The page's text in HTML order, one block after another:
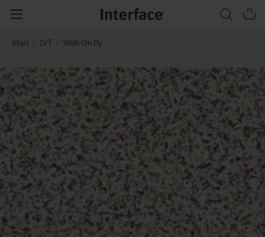
Start LVT Walk On By